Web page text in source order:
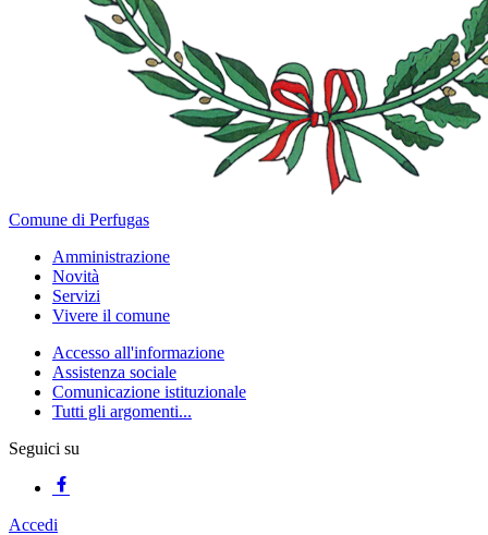
Comune di Perfugas
Amministrazione
Novità
Servizi
Vivere il comune
Accesso all'informazione
Assistenza sociale
Comunicazione istituzionale
Tutti gli argomenti...
Seguici su
Accedi